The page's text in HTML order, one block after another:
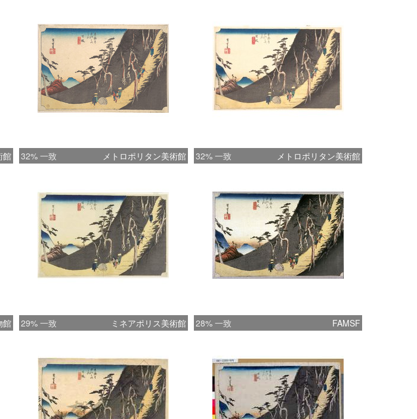
館 32% 一致 メトロポリタン美術館 32% 一致 メトロポリタン美術館
館 29% 一致 ミネアポリス美術館 28% 一致 FAMSF